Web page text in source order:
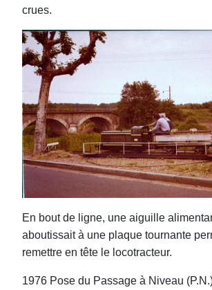
crues.
En bout de ligne, une aiguille
aboutissait à une plaque tournante
remettre en tête le locotracteur.
1976 Pose du Passage à Niveau